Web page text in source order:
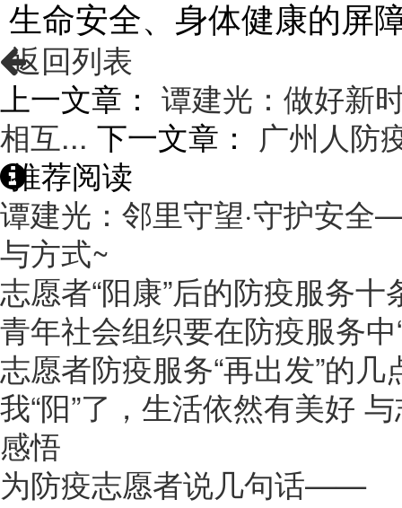
生命安全、身体健康的屏
返回列表
上一文章： 谭建光：做好新
相互... 下一文章： 广州人防
推荐阅读
谭建光：邻里守望·守护安
与方式~
志愿者“阳康”后的防疫服务十
青年社会组织要在防疫服务中
志愿者防疫服务“再出发”的几
我“阳”了，生活依然有美好​
感悟
为防疫志愿者说几句话——